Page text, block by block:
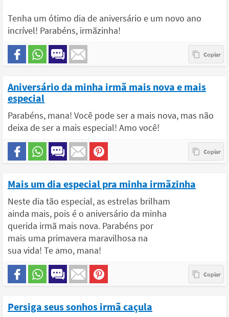
Tenha um ótimo dia de aniversário e um novo ano
incrível! Parabéns, irmãzinha!
Aniversário da minha irmã mais nova e mais
especial
Parabéns, mana! Você pode ser a mais nova, mas não
deixa de ser a mais especial! Amo você!
Mais um dia especial pra minha irmãzinha
Neste dia tão especial, as estrelas brilham
ainda mais, pois é o aniversário da minha
querida irmã mais nova. Parabéns por
mais uma primavera maravilhosa na
sua vida! Te amo, mana!
Persiga seus sonhos irmã caçula